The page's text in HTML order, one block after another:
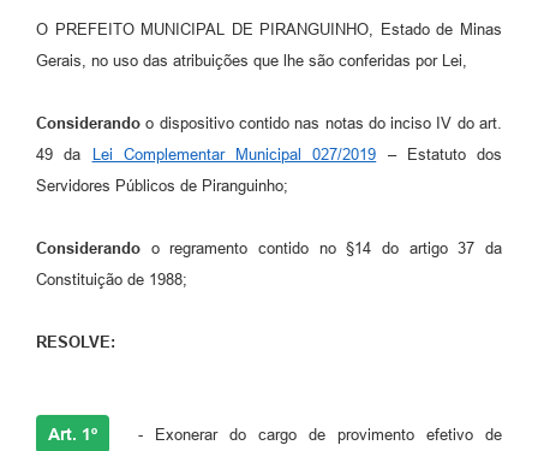
O PREFEITO MUNICIPAL DE PIRANGUINHO, Estado de Minas
Gerais, no uso das atribuições que lhe são conferidas por Lei,
Considerando o dispositivo contido nas notas do inciso IV do art.
49 da
Lei Complementar Municipal 027/2019 – Estatuto dos
Servidores Públicos de Piranguinho;
Considerando o regramento contido no §14 do artigo 37 da
Constituição de 1988;
RESOLVE:
Art. 1º - Exonerar do cargo de provimento efetivo de